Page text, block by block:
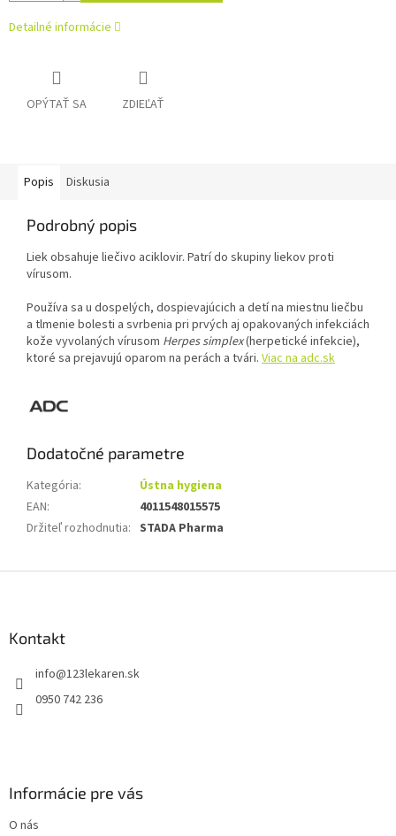
Detailné informácie
OPÝTAŤ SA ZDIEĽAŤ
Popis Diskusia
Podrobný popis
Liek obsahuje liečivo aciklovir. Patrí do skupiny liekov proti
vírusom.
Používa sa u dospelých, dospievajúcich a detí na miestnu liečbu
a tlmenie bolesti a svrbenia pri prvých aj opakovaných infekciách
kože vyvolaných vírusom Herpes simplex(herpetické infekcie),
ktoré sa prejavujú oparom na perách a tvári. Viac na adc.sk
Dodatočné parametre
Kategória:
Ústna hygiena
EAN:
4011548015575
Držiteľ rozhodnutia: STADA Pharma
Kontakt
info@123lekaren.sk
0950 742 236
Informácie pre vás
O nás